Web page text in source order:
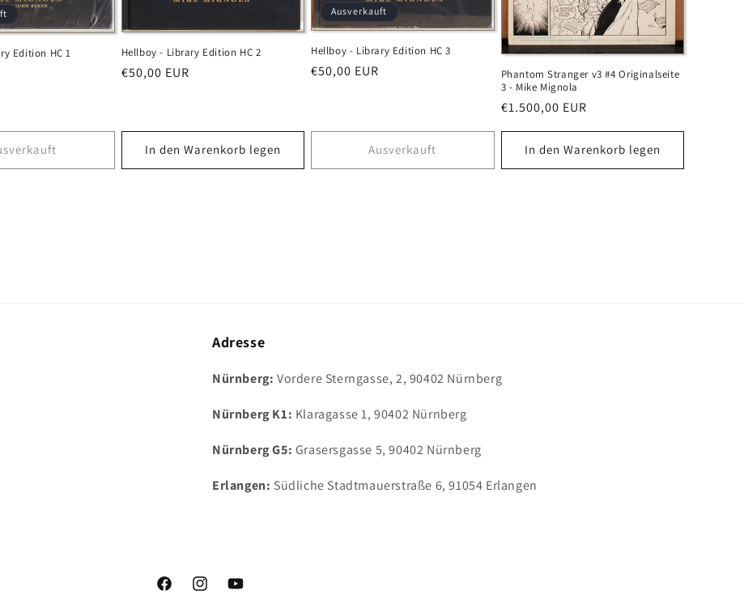
Edition HC 1 Hellboy - Library Edition HC 2
Normaler
€50,00 EUR
In den Warenkorb legen
Ausverkauft
Hellboy - Library Edition HC 3
Normaler
€50,00 EUR
Ausverkauft
Phantom Stranger v3 #4 Originalseite
3 - Mike Mignola
Normaler
€1.500,00 EUR
In den Warenkorb legen
Adresse
Nürnberg: Vordere Sterngasse, 2, 90402 Nürnberg
Nürnberg K1: Klaragasse 1, 90402 Nürnberg
Nürnberg G5: Grasersgasse 5, 90402 Nürnberg
Erlangen: Südliche Stadtmauerstraße 6, 91054 Erlangen
FacebookInstagramYouTube